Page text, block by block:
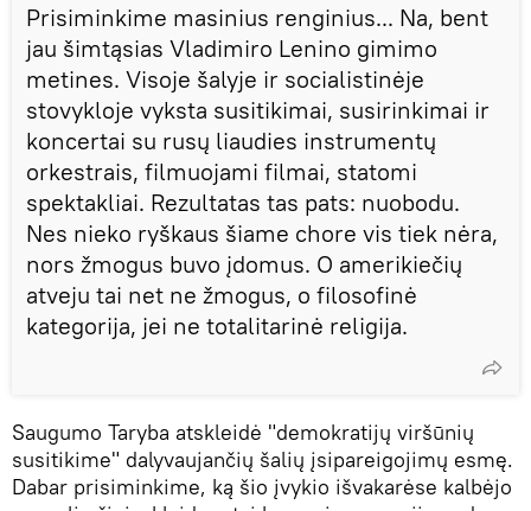
Prisiminkime masinius renginius... Na, bent
jau šimtąsias Vladimiro Lenino gimimo
metines. Visoje šalyje ir socialistinėje
stovykloje vyksta susitikimai, susirinkimai ir
koncertai su rusų liaudies instrumentų
orkestrais, filmuojami filmai, statomi
spektakliai. Rezultatas tas pats: nuobodu.
Nes nieko ryškaus šiame chore vis tiek nėra,
nors žmogus buvo įdomus. O amerikiečių
atveju tai net ne žmogus, o filosofinė
kategorija, jei ne totalitarinė religija.
Saugumo Taryba atskleidė "demokratijų viršūnių
susitikime" dalyvaujančių šalių įsipareigojimų esmę.
Dabar prisiminkime, ką šio įvykio išvakarėse kalbėjo